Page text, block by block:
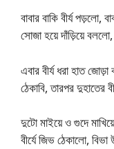
বাবার বাকি বীর্য পড়লো,
সোজা হয়ে দাঁড়িয়ে
এবার বীর্য ধরা হাত
ঠেকাবি, তারপর দুহাতের
দুটো মাইয়ে ও গুদে
বীর্যে জিভ ঠেকালো,